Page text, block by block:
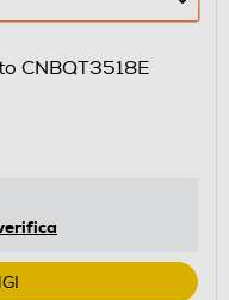
CNBQT3518E